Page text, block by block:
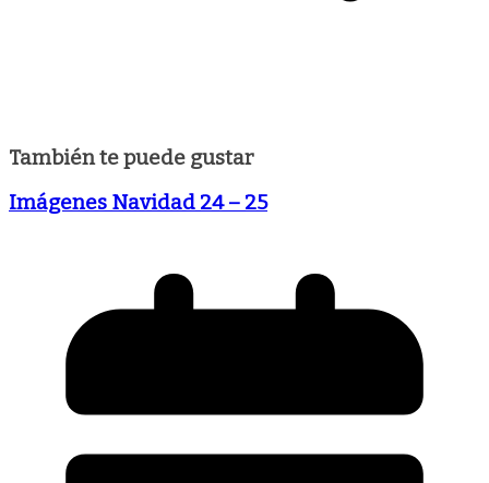
También te puede gustar
Imágenes Navidad 24 – 25